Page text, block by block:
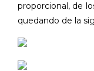
proporcional, de
quedando de la